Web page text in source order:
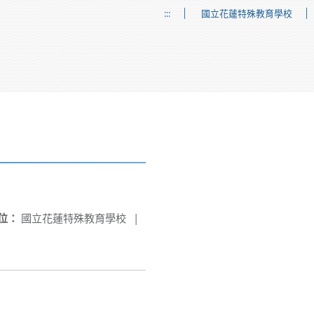
::: 國立花蓮特殊教育學校
： 國立花蓮特殊教育學校 |